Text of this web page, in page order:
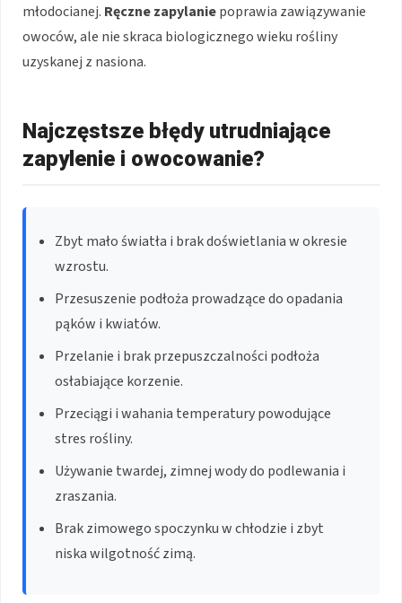
młodocianej. Ręczne zapylaniepoprawia zawiązywanie
owoców, ale nie skraca biologicznego wieku rośliny
uzyskanej z nasiona.
Najczęstsze błędy utrudniające
zapylenie i owocowanie?
Zbyt mało światła i brak doświetlania w okresie
wzrostu.
Przesuszenie podłoża prowadzące do opadania
pąków i kwiatów.
Przelanie i brak przepuszczalności podłoża
osłabiające korzenie.
Przeciągi i wahania temperatury powodujące
stres rośliny.
Używanie twardej, zimnej wody do podlewania i
zraszania.
Brak zimowego spoczynku w chłodzie i zbyt
niska wilgotność zimą.